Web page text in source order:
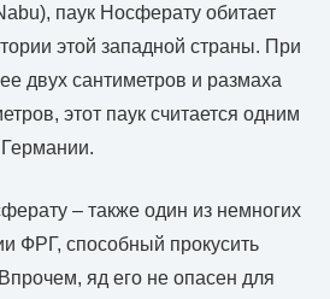
паук Носферату обитает
этой западной страны. При
двух сантиметров и размаха
этот паук считается одним
– также один из немногих
ФРГ, способный прокусить
яд его не опасен для